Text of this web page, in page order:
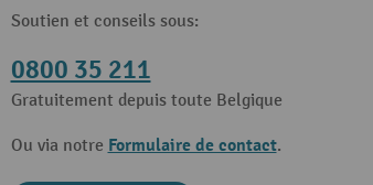
Soutien et conseils sous:
0800 35 211
Gratuitement depuis toute Belgique
Ou via notre Formulaire de contact.